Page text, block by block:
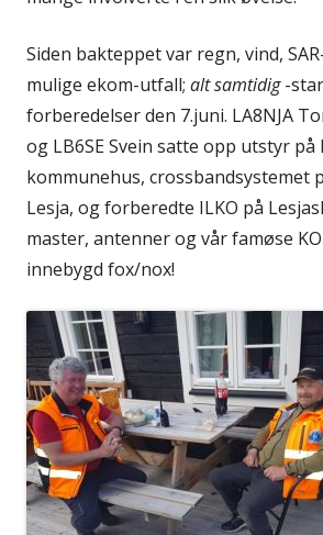
Siden bakteppet var regn, vind,
mulige ekom-utfall; alt samtidig-
forberedelser den 7.juni. LA8NJA
og LB6SE Svein satte opp utstyr på
kommunehus, crossbandsystemet
Lesja, og forberedte ILKO på
master, antenner og vår famøse
innebygd fox/nox!